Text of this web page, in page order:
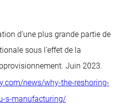
d’une plus grande partie de
sous l’effet de la
Juin 2023.
news/why-the-reshoring-
s-manufacturing/